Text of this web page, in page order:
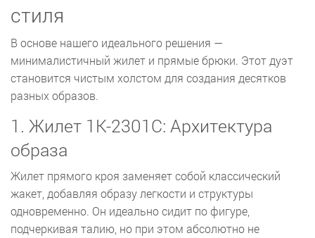
стиля
В основе нашего идеального решения —
минималистичный жилет и прямые брюки. Этот дуэт
становится чистым холстом для создания десятков
разных образов.
1. Жилет 1К-2301С: Архитектура
образа
Жилет прямого кроя заменяет собой классический
жакет, добавляя образу легкости и структуры
одновременно. Он идеально сидит по фигуре,
подчеркивая талию, но при этом абсолютно не